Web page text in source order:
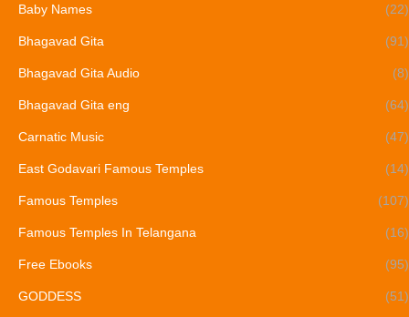
Baby Names (22)
Bhagavad Gita (91)
Bhagavad Gita Audio (8)
Bhagavad Gita eng (64)
Carnatic Music (47)
East Godavari Famous Temples (14)
Famous Temples (107)
Famous Temples In Telangana (16)
Free Ebooks (95)
GODDESS (51)